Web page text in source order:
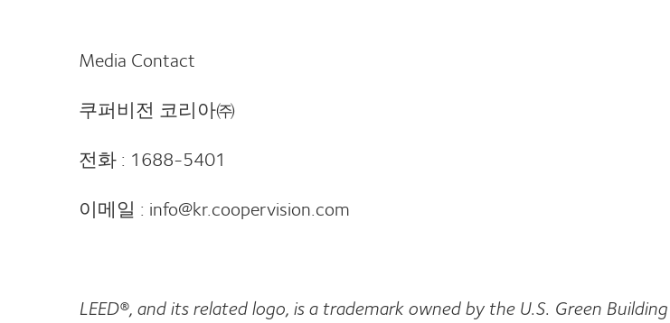
Media Contact
쿠퍼비전 코리아㈜
전화 : 1688-5401
이메일 : info@kr.coopervision.com
LEED®, and its related logo, is a trademark owned by the U.S. Green